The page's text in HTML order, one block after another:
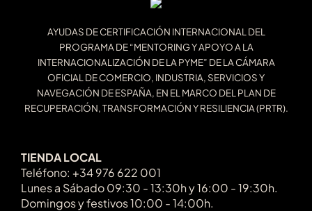
AYUDAS DE CERTIFICACIÓN INTERNACIONAL DEL
PROGRAMA DE “MENTORING Y APOYO A LA
INTERNACIONALIZACIÓN DE LA PYME” DE LA CÁMARA
OFICIAL DE COMERCIO, INDUSTRIA, SERVICIOS Y
NAVEGACIÓN DE ESPAÑA, EN EL MARCO DEL PLAN DE
RECUPERACIÓN, TRANSFORMACIÓN Y RESILIENCIA (PRTR).
TIENDA LOCAL
Teléfono: +34 976 622 001
Lunes a Sábado 09:30 - 13:30h y 16:00 - 19:30h.
Domingos y festivos 10:00 - 14:00h.